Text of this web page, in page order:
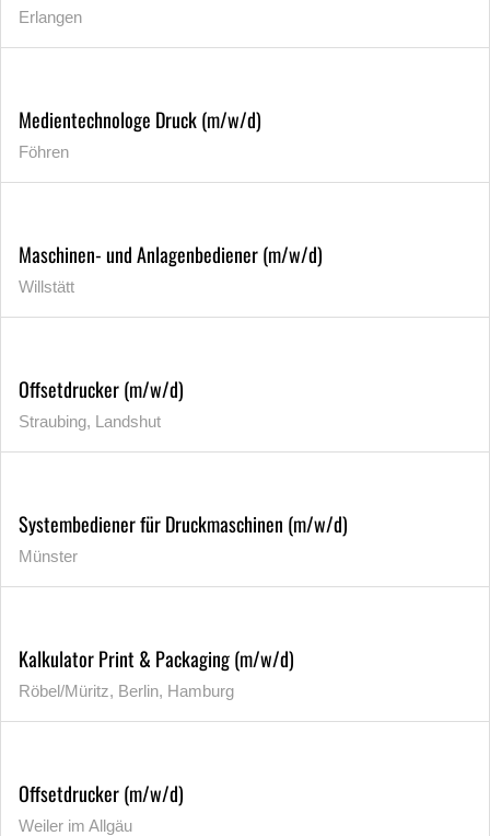
Erlangen
Medientechnologe Druck (m/w/d)
Föhren
Maschinen- und Anlagenbediener (m/w/d)
Willstätt
Offsetdrucker (m/w/d)
Straubing, Landshut
Systembediener für Druckmaschinen (m/w/d)
Münster
Kalkulator Print & Packaging (m/w/d)
Röbel/Müritz, Berlin, Hamburg
Offsetdrucker (m/w/d)
Weiler im Allgäu